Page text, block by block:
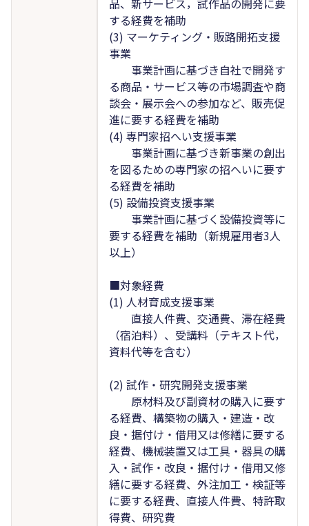
する経費を補助
(3) マーケティング・販路開拓支援
事業
事業計画に基づき自社で開発す
る商品・サービス等の市場調査や商
談会・展示会への参加など、販売促
進に要する経費を補助
(4) 専門家招へい支援事業
事業計画に基づき新事業の創出
を図るための専門家の招へいに要す
る経費を補助
(5) 設備投資支援事業
事業計画に基づく設備投資等に
要する経費を補助（新規雇用者3人
以上）
■対象経費
(1) 人材育成支援事業
直接人件費、交通費、滞在経費
（宿泊料）、受講料（テキスト代，
資料代等を含む）
(2) 試作・研究開発支援事業
原材料及び副資材の購入に要す
る経費、構築物の購入・建造・改
良・据付け・借用又は修繕に要する
経費、機械装置又は工具・器具の購
入・試作・改良・据付け・借用又修
繕に要する経費、外注加工・検証等
に要する経費、直接人件費、特許取
得費、研究費